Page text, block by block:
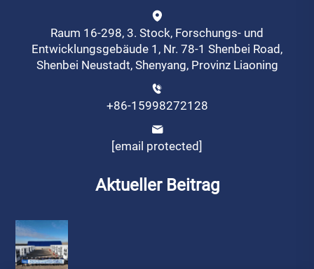
Raum 16-298, 3. Stock, Forschungs- und
Entwicklungsgebäude 1, Nr. 78-1 Shenbei Road,
Shenbei Neustadt, Shenyang, Provinz Liaoning
+86-15998272128
[email protected]
Aktueller Beitrag